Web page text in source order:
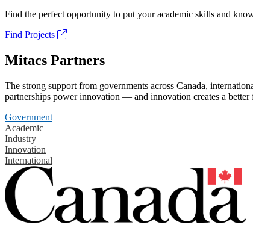
Find the perfect opportunity to put your academic skills and
Find Projects
Mitacs Partners
The strong support from governments across Canada,
partnerships power innovation — and innovation creates a better
Government
Academic
Industry
Innovation
International